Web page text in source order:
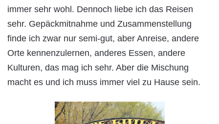
immer sehr wohl. Dennoch liebe ich das Reisen
sehr. Gepäckmitnahme und Zusammenstellung
finde ich zwar nur semi-gut, aber Anreise, andere
Orte kennenzulernen, anderes Essen, andere
Kulturen, das mag ich sehr. Aber die Mischung
macht es und ich muss immer viel zu Hause sein.